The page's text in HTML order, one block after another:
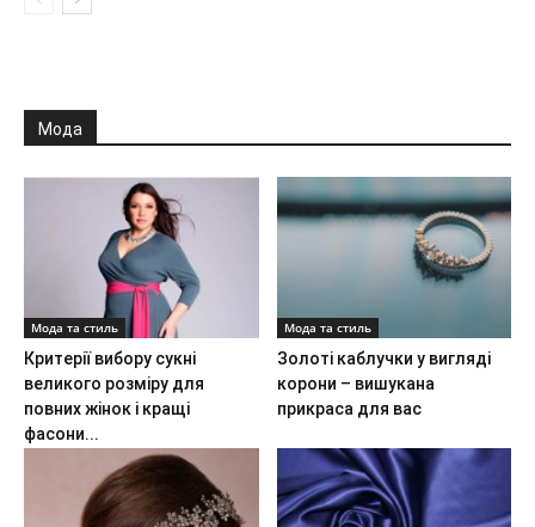
Мода
Мода та стиль
Критерії вибору сукні
великого розміру для
повних жінок і кращі
фасони...
Мода та стиль
Золоті каблучки у вигляді
корони – вишукана
прикраса для вас